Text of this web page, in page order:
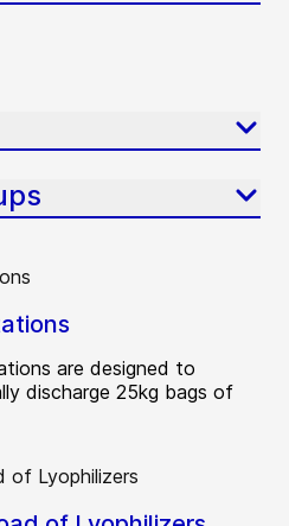
are designed to
discharge 25kg bags of